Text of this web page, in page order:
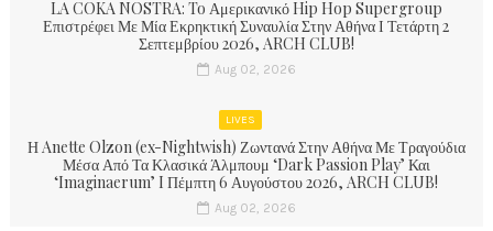
LA COKA NOSTRA: To Αμερικανικό Hip Hop Supergroup
Επιστρέφει Με Μία Εκρηκτική Συναυλία Στην Αθήνα Ι Τετάρτη 2
Σεπτεμβρίου 2026, ARCH CLUB!
Aug 02, 2026
LIVES
Η Anette Olzon (ex-Nightwish) Ζωντανά Στην Αθήνα Με Τραγούδια
Μέσα Από Τα Κλασικά Άλμπουμ ‘Dark Passion Play’ Και
‘Imaginaerum’ I Πέμπτη 6 Αυγούστου 2026, ARCH CLUB!
Aug 02, 2026